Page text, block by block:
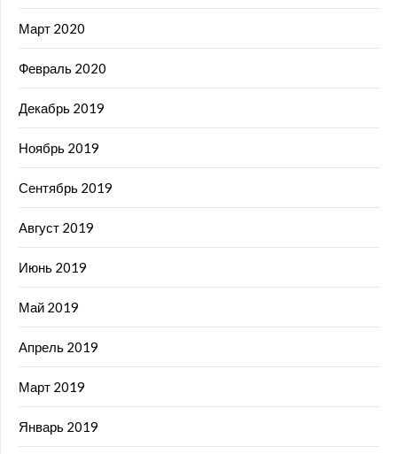
Март 2020
Февраль 2020
Декабрь 2019
Ноябрь 2019
Сентябрь 2019
Август 2019
Июнь 2019
Май 2019
Апрель 2019
Март 2019
Январь 2019